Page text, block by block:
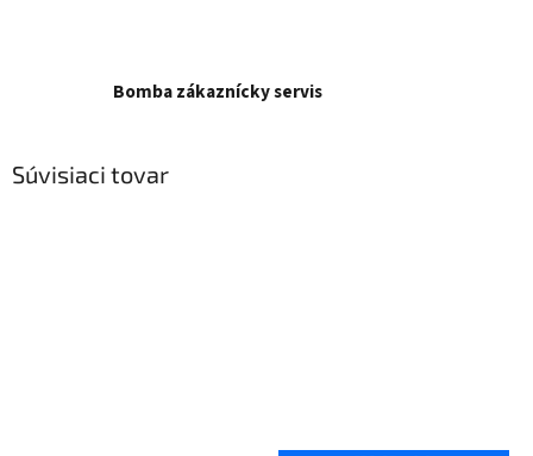
Bomba zákaznícky servis
Súvisiaci tovar